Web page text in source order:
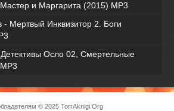
и Маргарита (2015) MP3
- Мертвый Инквизитор 2. Боги
Осло 02, Смертельные
МР3
© 2025 TorrAknigi.Org